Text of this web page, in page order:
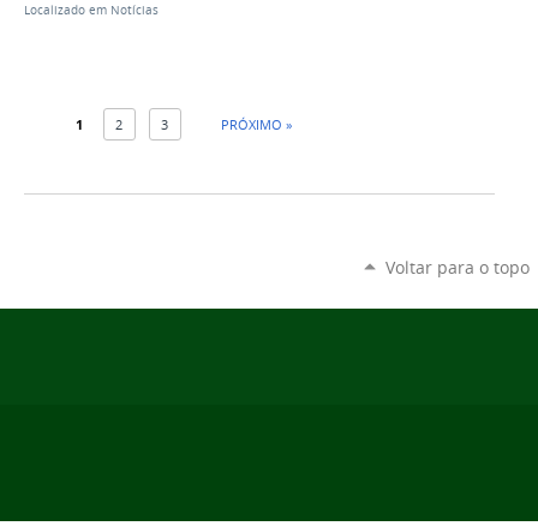
Localizado em Notícias
1 2 3 PRÓXIMO »
Voltar para o topo